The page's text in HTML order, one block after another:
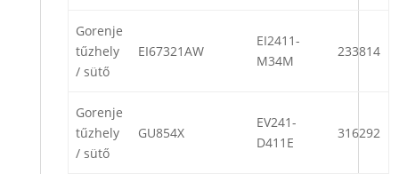
Gorenje
tűzhely
/ sütő
EI67321AW
EI2411-
M34M
233814
Gorenje
tűzhely
/ sütő
GU854X
EV241-
D411E
316292